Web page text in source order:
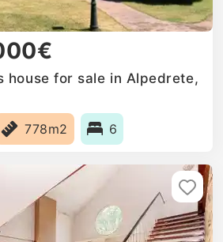
house for sale in Alpedrete,
778m2 6